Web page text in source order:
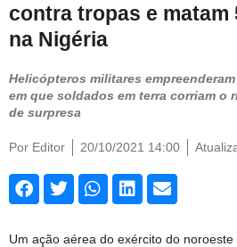
contra tropas e matam
na Nigéria
Helicópteros militares
em que soldados em terra corriam o
de surpresa
Por Editor 20/10/2021 14:00
Um ação aérea do exército do noroeste